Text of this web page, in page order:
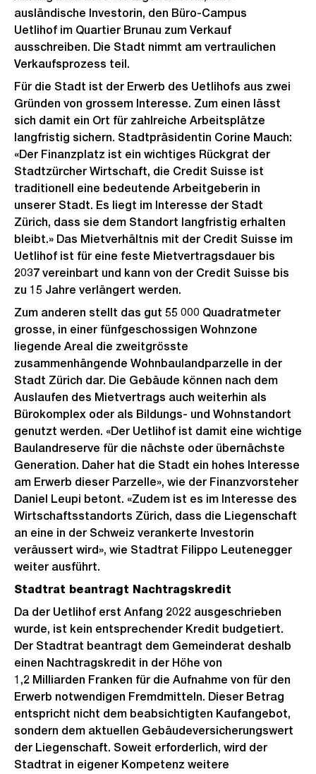
ausländische Investorin, den Büro-Campus
Uetlihof im Quartier Brunau zum Verkauf
ausschreiben. Die Stadt nimmt am vertraulichen
Verkaufsprozess teil.
Für die Stadt ist der Erwerb des Uetlihofs aus zwei
Gründen von grossem Interesse. Zum einen lässt
sich damit ein Ort für zahlreiche Arbeitsplätze
langfristig sichern. Stadtpräsidentin Corine Mauch:
«Der Finanzplatz ist ein wichtiges Rückgrat der
Stadtzürcher Wirtschaft, die Credit Suisse ist
traditionell eine bedeutende Arbeitgeberin in
unserer Stadt. Es liegt im Interesse der Stadt
Zürich, dass sie dem Standort langfristig erhalten
bleibt.» Das Mietverhältnis mit der Credit Suisse im
Uetlihof ist für eine feste Mietvertragsdauer bis
2037 vereinbart und kann von der Credit Suisse bis
zu 15 Jahre verlängert werden.
Zum anderen stellt das gut 55 000 Quadratmeter
grosse, in einer fünfgeschossigen Wohnzone
liegende Areal die zweitgrösste
zusammenhängende Wohnbaulandparzelle in der
Stadt Zürich dar. Die Gebäude können nach dem
Auslaufen des Mietvertrags auch weiterhin als
Bürokomplex oder als Bildungs- und Wohnstandort
genutzt werden. «Der Uetlihof ist damit eine wichtige
Baulandreserve für die nächste oder übernächste
Generation. Daher hat die Stadt ein hohes Interesse
am Erwerb dieser Parzelle», wie der Finanzvorsteher
Daniel Leupi betont. «Zudem ist es im Interesse des
Wirtschaftsstandorts Zürich, dass die Liegenschaft
an eine in der Schweiz verankerte Investorin
veräussert wird», wie Stadtrat Filippo Leutenegger
weiter ausführt.
Stadtrat beantragt Nachtragskredit
Da der Uetlihof erst Anfang 2022 ausgeschrieben
wurde, ist kein entsprechender Kredit budgetiert.
Der Stadtrat beantragt dem Gemeinderat deshalb
einen Nachtragskredit in der Höhe von
1,2 Milliarden Franken für die Aufnahme von für den
Erwerb notwendigen Fremdmitteln. Dieser Betrag
entspricht nicht dem beabsichtigten Kaufangebot,
sondern dem aktuellen Gebäudeversicherungswert
der Liegenschaft. Soweit erforderlich, wird der
Stadtrat in eigener Kompetenz weitere